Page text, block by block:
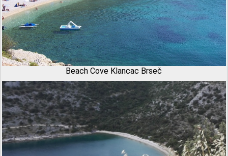
Beach Cove Klancac Brseč